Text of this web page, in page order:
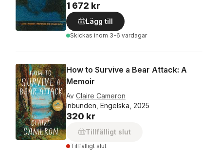
1 672 kr
Lägg till
Skickas inom 3-6 vardagar
How to Survive a Bear Attack: A
Memoir
Av Claire Cameron
Inbunden, Engelska, 2025
320 kr
Tillfälligt slut
Tillfälligt slut